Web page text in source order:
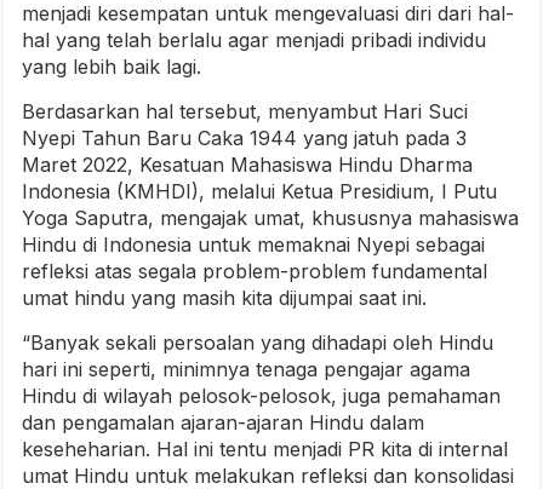
menjadi kesempatan untuk mengevaluasi diri dari hal-
hal yang telah berlalu agar menjadi pribadi individu
yang lebih baik lagi.
Berdasarkan hal tersebut, menyambut Hari Suci
Nyepi Tahun Baru Caka 1944 yang jatuh pada 3
Maret 2022, Kesatuan Mahasiswa Hindu Dharma
Indonesia (KMHDI), melalui Ketua Presidium, I Putu
Yoga Saputra, mengajak umat, khususnya mahasiswa
Hindu di Indonesia untuk memaknai Nyepi sebagai
refleksi atas segala problem-problem fundamental
umat hindu yang masih kita dijumpai saat ini.
“Banyak sekali persoalan yang dihadapi oleh Hindu
hari ini seperti, minimnya tenaga pengajar agama
Hindu di wilayah pelosok-pelosok, juga pemahaman
dan pengamalan ajaran-ajaran Hindu dalam
keseheharian. Hal ini tentu menjadi PR kita di internal
umat Hindu untuk melakukan refleksi dan konsolidasi